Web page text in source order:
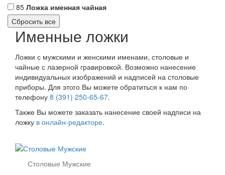
85 Ложка именная чайная
Именные ложки
Ложки с мужскими и женскими именами, столовые и
чайные с лазерной гравировкой. Возможно нанесение
индивидуальных изображений и надписей на столовые
приборы. Для этого Вы можете обратиться к нам по
телефону 8 (391) 250-65-67.
Также Вы можете заказать нанесение своей надписи на
ложку в онлайн-редакторе.
Столовые Мужские